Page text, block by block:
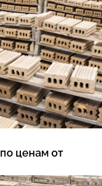
ценам от